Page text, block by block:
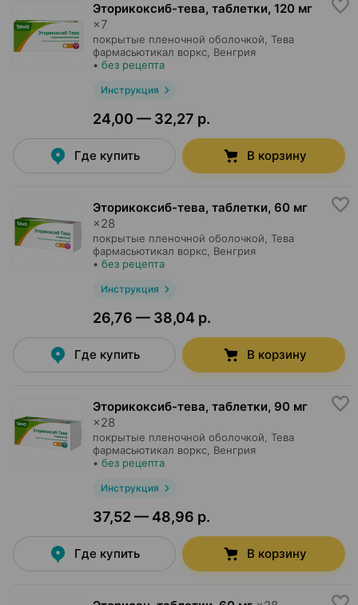
Эторикоксиб-тева, таблетки, 120 мг
×7
покрытые пленочной оболочкой,
Тева
фармасьютикал воркс , Венгрия
• без рецепта
Инструкция
24,00 — 32,27 р.
Где купить В корзину
Эторикоксиб-тева, таблетки, 60 мг
×28
покрытые пленочной оболочкой,
Тева
фармасьютикал воркс , Венгрия
• без рецепта
Инструкция
26,76 — 38,04 р.
Где купить В корзину
Эторикоксиб-тева, таблетки, 90 мг
×28
покрытые пленочной оболочкой,
Тева
фармасьютикал воркс , Венгрия
• без рецепта
Инструкция
37,52 — 48,96 р.
Где купить В корзину